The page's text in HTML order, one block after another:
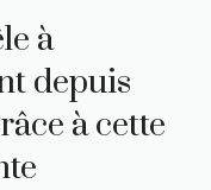
à
depuis
à cette